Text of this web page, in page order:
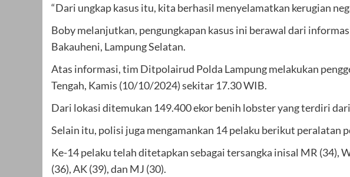
“Dari ungkap kasus itu, kita berhasil menyelamatkan kerugian
Boby melanjutkan, pengungkapan kasus ini berawal dari
Bakauheni, Lampung Selatan.
Atas informasi, tim Ditpolairud Polda Lampung melakukan
Tengah, Kamis (10/10/2024) sekitar 17.30 WIB.
Dari lokasi ditemukan 149.400 ekor benih lobster yang terdiri
Selain itu, polisi juga mengamankan 14 pelaku berikut peralatan
Ke-14 pelaku telah ditetapkan sebagai tersangka inisal MR (34),
(36), AK (39), dan MJ (30).